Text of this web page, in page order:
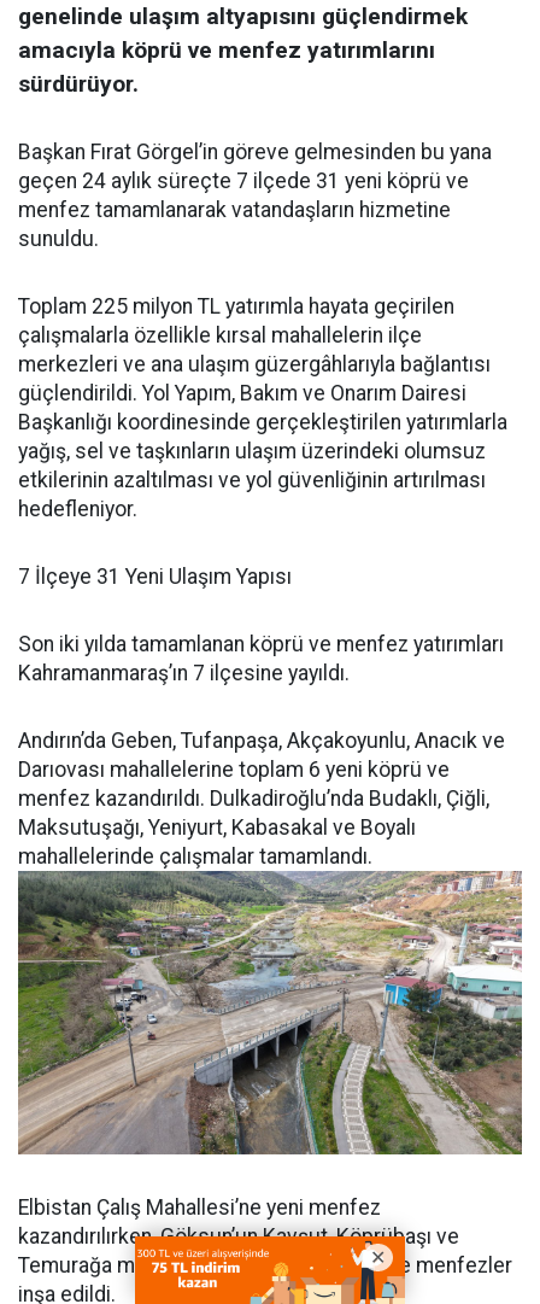
genelinde ulaşım altyapısını güçlendirmek
amacıyla köprü ve menfez yatırımlarını
sürdürüyor.
Başkan Fırat Görgel’in göreve gelmesinden bu yana
geçen 24 aylık süreçte 7 ilçede 31 yeni köprü ve
menfez tamamlanarak vatandaşların hizmetine
sunuldu.
Toplam 225 milyon TL yatırımla hayata geçirilen
çalışmalarla özellikle kırsal mahallelerin ilçe
merkezleri ve ana ulaşım güzergâhlarıyla bağlantısı
güçlendirildi. Yol Yapım, Bakım ve Onarım Dairesi
Başkanlığı koordinesinde gerçekleştirilen yatırımlarla
yağış, sel ve taşkınların ulaşım üzerindeki olumsuz
etkilerinin azaltılması ve yol güvenliğinin artırılması
hedefleniyor.
7 İlçeye 31 Yeni Ulaşım Yapısı
Son iki yılda tamamlanan köprü ve menfez yatırımları
Kahramanmaraş’ın 7 ilçesine yayıldı.
Andırın’da Geben, Tufanpaşa, Akçakoyunlu, Anacık ve
Darıovası mahallelerine toplam 6 yeni köprü ve
menfez kazandırıldı. Dulkadiroğlu’nda Budaklı, Çiğli,
Maksutuşağı, Yeniyurt, Kabasakal ve Boyalı
mahallelerinde çalışmalar tamamlandı.
Elbistan Çalış Mahallesi’ne yeni menfez
kazandırılırken, Göksun’un Kavşut, Köprübaşı ve
Temurağa mahallelerinde de yeni köprü ve menfezler
inşa edildi.